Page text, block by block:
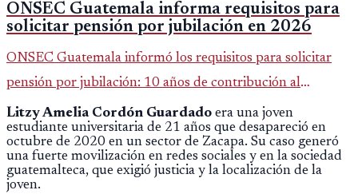
ONSEC Guatemala informa requisitos para
solicitar pensión por jubilación en 2026
ONSEC Guatemala informó los requisitos para solicitar
pensión por jubilación: 10 años de contribución al
Montepío y 50 años de edad, o 20 años de servicio sin
importar edad.
Litzy Amelia Cordón Guardado era una joven
estudiante universitaria de 21 años que desapareció en
octubre de 2020 en un sector de Zacapa. Su caso generó
una fuerte movilización en redes sociales y en la sociedad
guatemalteca, que exigió justicia y la localización de la
joven.